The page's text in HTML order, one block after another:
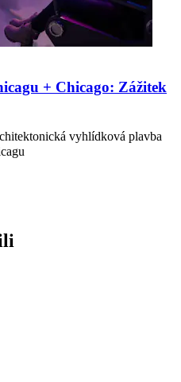
+ Chicago: Zážitek
vyhlídková plavba